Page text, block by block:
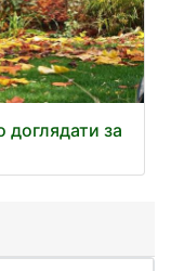
доглядати за